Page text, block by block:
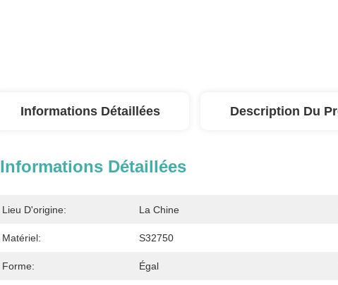
Informations Détaillées Description Du
Informations Détaillées
Lieu D'origine: La Chine
Matériel: S32750
Forme: Égal